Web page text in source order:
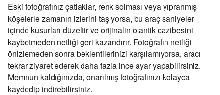
Eski fotoğrafınız çatlaklar, renk solması veya yıpranmış
köşelerle zamanın izlerini taşıyorsa, bu araç saniyeler
içinde kusurları düzeltir ve orijinalin otantik cazibesini
kaybetmeden netliği geri kazandırır. Fotoğrafın netliği
önizlemeden sonra beklentilerinizi karşılamıyorsa, aracı
tekrar ziyaret ederek daha fazla ince ayar yapabilirsiniz.
Memnun kaldığınızda, onarılmış fotoğrafınızı kolayca
kaydedip indirebilirsiniz.